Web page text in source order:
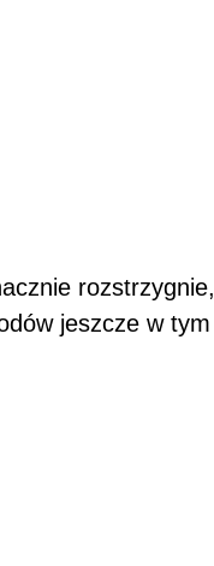
rozstrzygnie,
jeszcze w tym